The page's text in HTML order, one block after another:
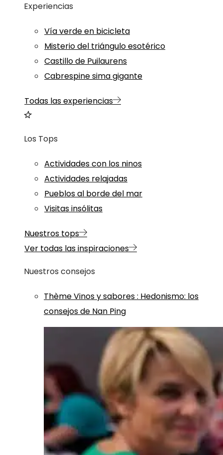
Experiencias
Vía verde en bicicleta
Misterio del triángulo esotérico
Castillo de Puilaurens
Cabrespine sima gigante
Todas las experiencias
Los Tops
Actividades con los ninos
Actividades relajadas
Pueblos al borde del mar
Visitas insólitas
Nuestros tops
Ver todas las inspiraciones
Nuestros consejos
ThèmeVinos y sabores: Hedonismo: los
consejos de Nan Ping